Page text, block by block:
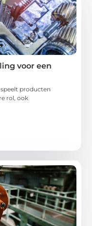
voor een
producten
rol, ook